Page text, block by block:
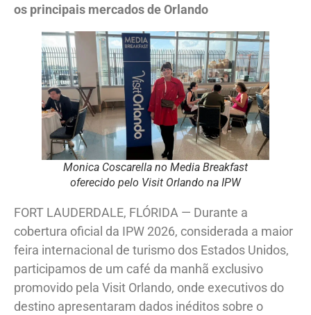
os principais mercados de Orlando
Monica Coscarella no Media Breakfast
oferecido pelo Visit Orlando na IPW
FORT LAUDERDALE, FLÓRIDA — Durante a
cobertura oficial da IPW 2026, considerada a maior
feira internacional de turismo dos Estados Unidos,
participamos de um café da manhã exclusivo
promovido pela Visit Orlando, onde executivos do
destino apresentaram dados inéditos sobre o